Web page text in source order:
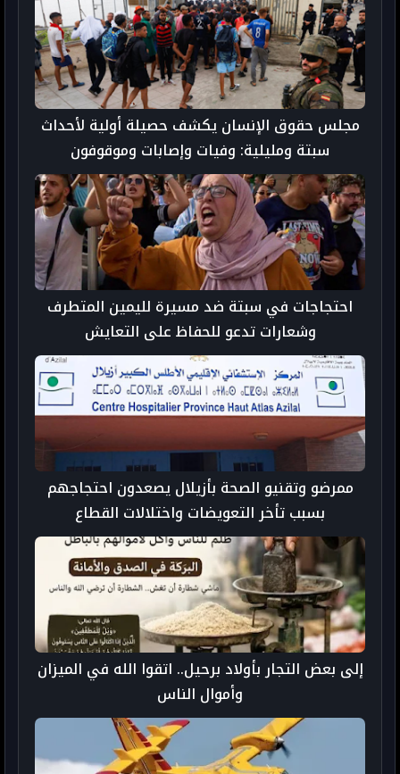
مجلس حقوق الإنسان يكشف حصيلة أولية لأحداث
سبتة ومليلية: وفيات وإصابات وموقوفون
احتجاجات في سبتة ضد مسيرة لليمين المتطرف
وشعارات تدعو للحفاظ على التعايش
ممرضو وتقنيو الصحة بأزيلال يصعدون احتجاجهم
بسبب تأخر التعويضات واختلالات القطاع
إلى بعض التجار بأولاد برحيل.. اتقوا الله في الميزان
وأموال الناس